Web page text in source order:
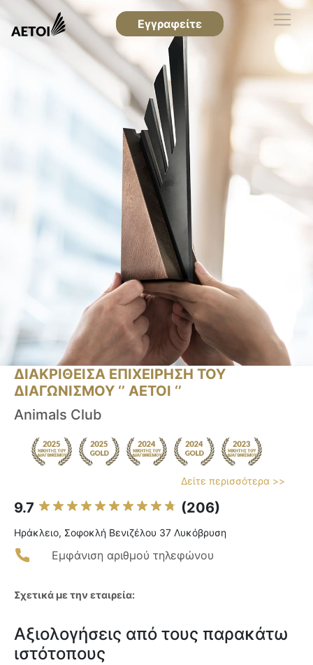
Εγγραφείτε
ΔΙΑΚΡΙΘΕΙΣΑ ΕΠΙΧΕΙΡΗΣΗ ΤΟΥ
ΔΙΑΓΩΝΙΣΜΟΥ ‘’ ΑΕΤΟΙ ‘’
Animals Club
Δείτε περισσότερα >>
9.7 (206)
Ηράκλειο, Σοφοκλή Βενιζέλου 37 Λυκόβρυση
Εμφάνιση αριθμού τηλεφώνου
Σχετικά με την εταιρεία:
Αξιολογήσεις από τους παρακάτω
ιστότοπους